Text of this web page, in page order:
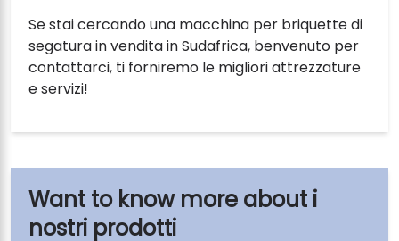
i
nostri prodotti
Se stai cercando una macchina per briquette di
segatura in vendita in Sudafrica, benvenuto per
contattarci, ti forniremo le migliori attrezzature
e servizi!